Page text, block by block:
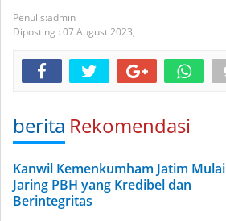
admin
Diposting : 07 August 2023,
berita Rekomendasi
Kanwil Kemenkumham Jatim Mulai
Jaring PBH yang Kredibel dan
Berintegritas